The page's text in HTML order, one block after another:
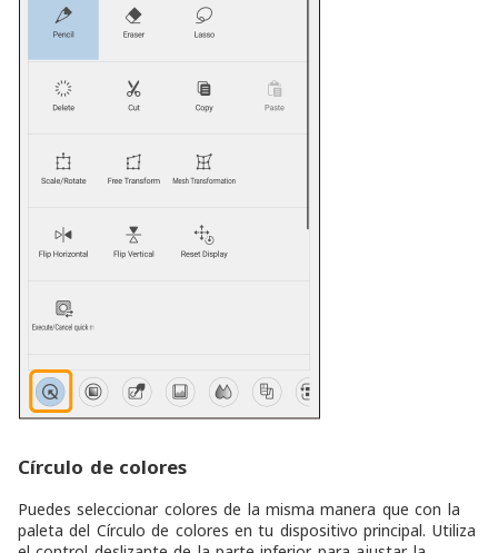
Círculo de colores
Puedes seleccionar colores de la misma manera que con la
paleta del Círculo de colores en tu dispositivo principal. Utiliza